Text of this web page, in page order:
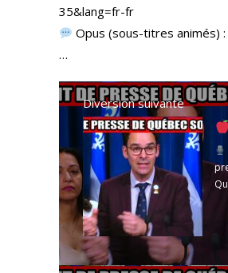
35&lang=fr-fr
Opus (sous-titres animés)
…
Diversion suivante